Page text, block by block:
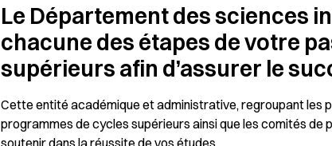
Le Département des sciences
chacune des étapes de votre
supérieurs afin d’assurer le
Cette entité académique et administrative, regroupant les
programmes de cycles supérieurs ainsi que les comités de
soutenir dans la réussite de vos études.